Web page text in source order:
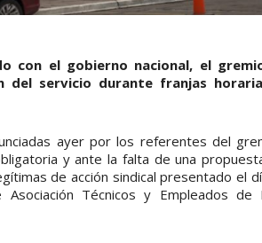
con el gobierno nacional, el
del servicio durante franjas
ayer por los referentes del
y ante la falta de una
de acción sindical presentado el
Técnicos y Empleados